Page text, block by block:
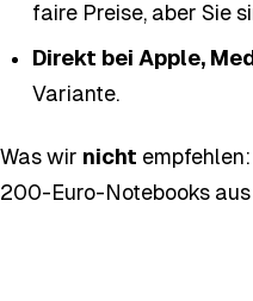
faire Preise, aber Sie
Direkt bei Apple,
Variante.
Was wir nicht
200-Euro-Notebooks